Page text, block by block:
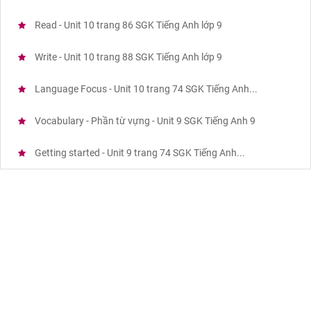
Read - Unit 10 trang 86 SGK Tiếng Anh lớp 9
Write - Unit 10 trang 88 SGK Tiếng Anh lớp 9
Language Focus - Unit 10 trang 74 SGK Tiếng Anh...
Vocabulary - Phần từ vựng - Unit 9 SGK Tiếng Anh 9
Getting started - Unit 9 trang 74 SGK Tiếng Anh...